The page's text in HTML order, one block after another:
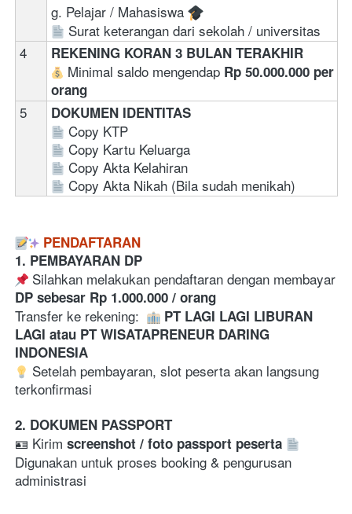
g. Pelajar / Mahasiswa
Surat keterangan dari sekolah / universitas
4
REKENING KORAN 3 BULAN TERAKHIR
Minimal saldo mengendap Rp 50.000.000 per
orang
5 DOKUMEN IDENTITAS
Copy KTP
Copy Kartu Keluarga
Copy Akta Kelahiran
Copy Akta Nikah (Bila sudah menikah)
PENDAFTARAN
1. PEMBAYARAN DP
DP sebesar Rp 1.000.000 / orang
Transfer ke rekening:
PT LAGI LAGI LIBURAN
LAGI atau PT WISATAPRENEUR DARING
INDONESIA
Setelah pembayaran, slot peserta akan langsung
terkonfirmasi
2. DOKUMEN PASSPORT
🪪 Kirim screenshot / foto passport peserta
Digunakan untuk proses booking & pengurusan
administrasi